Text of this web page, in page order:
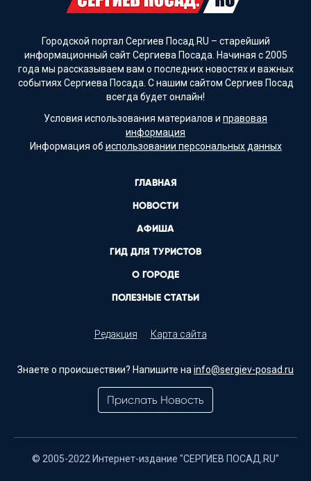
Городской портал Сергиев Посад.RU – старейший
информационный сайт Сергиева Посада. Начиная с 2005
года мы рассказываем вам о последних новостях и важных
событиях Сергиева Посада. С нашим сайтом Сергиев Посад
всегда будет онлайн!
Условия использования материалов и правовая
информация
Информация об использовании персональных данных
ГЛАВНАЯ
НОВОСТИ
АФИША
ГИД ДЛЯ ТУРИСТОВ
О ГОРОДЕ
ПОЛЕЗНЫЕ СТАТЬИ
Редакция Карта сайта
Знаете о происшествии? Напишите наinfo@sergiev-posad.ru
Прислать Новость
© 2005-2022 Интернет-издание "СЕРГИЕВ ПОСАД.RU"